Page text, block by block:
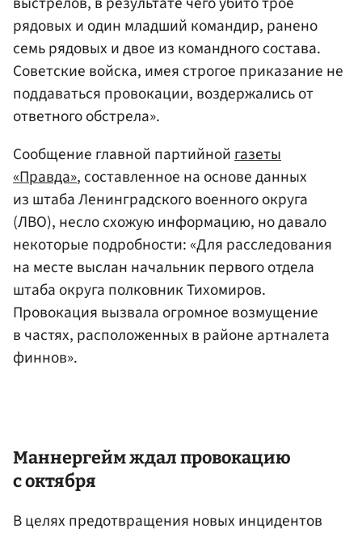
рядовых и один младший командир, ранено
семь рядовых и двое из командного состава.
Советские войска, имея строгое приказание не
поддаваться провокации, воздержались от
ответного обстрела».
Сообщение главной партийнойгазеты
«Правда», составленное на основе данных
из штаба Ленинградского военного округа
(ЛВО), несло схожую информацию, но давало
некоторые подробности: «Для расследования
на месте выслан начальник первого отдела
штаба округа полковник Тихомиров.
Провокация вызвала огромное возмущение
в частях, расположенных в районе артналета
финнов».
Маннергейм ждал провокацию
с октября
В целях предотвращения новых инцидентов